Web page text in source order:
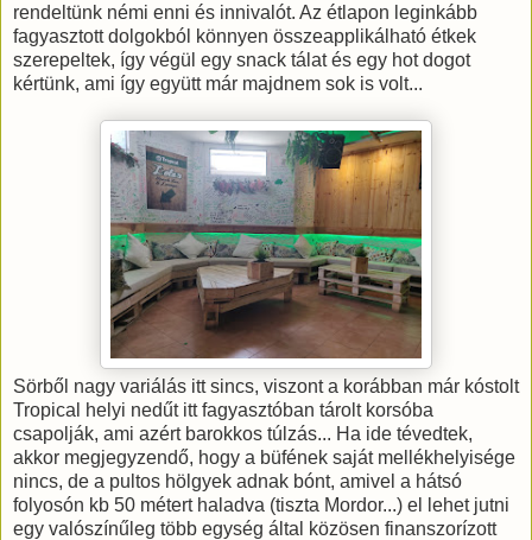
rendeltünk némi enni és innivalót. Az étlapon leginkább
fagyasztott dolgokból könnyen összeapplikálható étkek
szerepeltek, így végül egy snack tálat és egy hot dogot
kértünk, ami így együtt már majdnem sok is volt...
Sörből nagy variálás itt sincs, viszont a korábban már kóstolt
Tropical helyi nedűt itt fagyasztóban tárolt korsóba
csapolják, ami azért barokkos túlzás... Ha ide tévedtek,
akkor megjegyzendő, hogy a büfének saját mellékhelyisége
nincs, de a pultos hölgyek adnak bónt, amivel a hátsó
folyosón kb 50 métert haladva (tiszta Mordor...) el lehet jutni
egy valószínűleg több egység által közösen finanszorízott